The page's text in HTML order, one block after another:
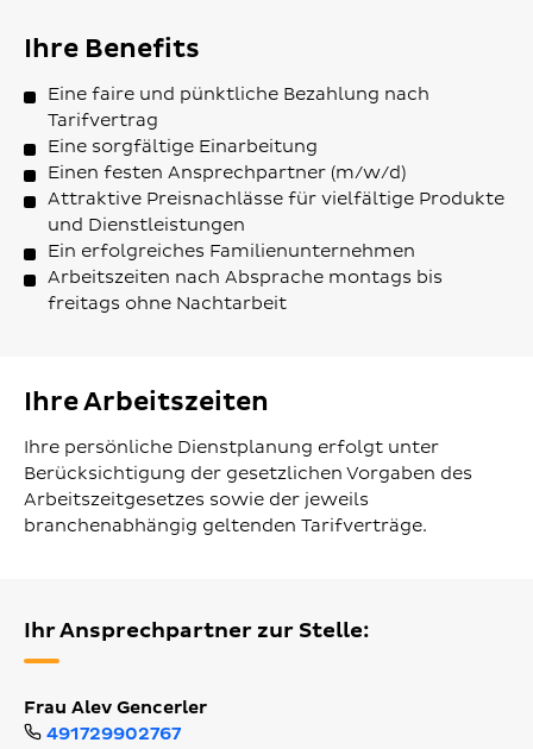
Ihre Benefits
Eine faire und pünktliche Bezahlung nach
Tarifvertrag
Eine sorgfältige Einarbeitung
Einen festen Ansprechpartner (m/w/d)
Attraktive Preisnachlässe für vielfältige Produkte
und Dienstleistungen
Ein erfolgreiches Familienunternehmen
Arbeitszeiten nach Absprache montags bis
freitags ohne Nachtarbeit
Ihre Arbeitszeiten
Ihre persönliche Dienstplanung erfolgt unter
Berücksichtigung der gesetzlichen Vorgaben des
Arbeitszeitgesetzes sowie der jeweils
branchenabhängig geltenden Tarifverträge.
Ihr Ansprechpartner zur Stelle:
Frau Alev Gencerler
491729902767